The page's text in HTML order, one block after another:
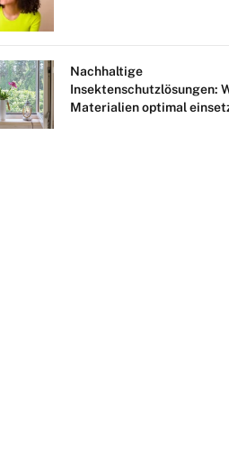
Nachhaltige
Insektenschutzlösungen:
Materialien optimal